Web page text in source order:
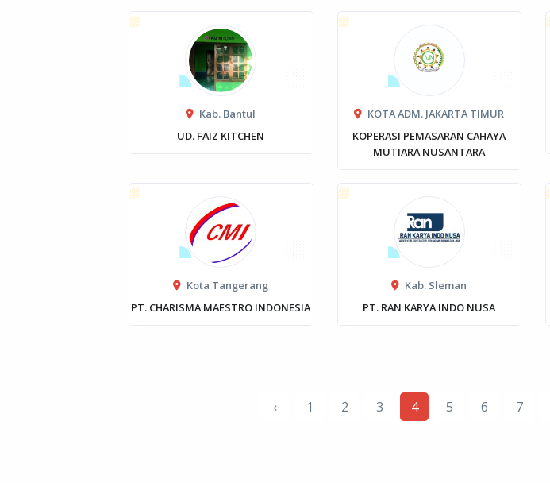
Kab. Bantul
UD. FAIZ KITCHEN
KOTA ADM. JAKARTA TIMUR
KOPERASI PEMASARAN CAHAYA
MUTIARA NUSANTARA
Kota Tangerang
PT. CHARISMA MAESTRO INDONESIA
Kab. Sleman
PT. RAN KARYA INDO NUSA
‹ 1 2 3 4 5 6 7